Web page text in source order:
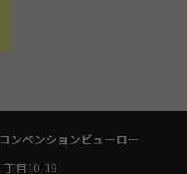
ンベンションビューロー
丁目10-19